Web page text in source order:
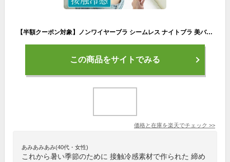
【半額クーポン対象】ノンワイヤーブラ シームレス ナイトブラ 美バスト レース パット 下着 ランジェリー 伸縮性 ストレッチ素材 ひんやり 冷感 夏 旅行 レディース おすすめ プチプラ 人気 韓国ファッション 【lezk304-055】【予約販売：15-20日】【送料無料】メ込2
この商品をサイトでみる
価格と在庫を楽天でチェック >>
あみあみあみ(40代・女性)
これから暑い季節のために 接触冷感素材で作られた 締め